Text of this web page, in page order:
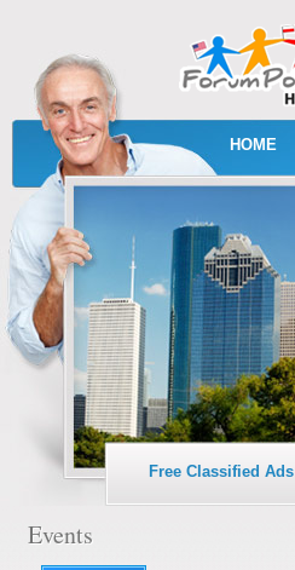
HOME
Free Classified Ads
Events